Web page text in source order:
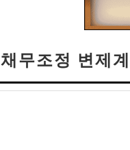
채무조정 변제